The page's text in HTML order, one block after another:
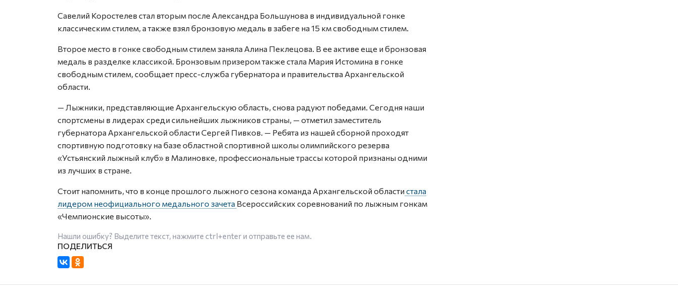
Савелий Коростелев стал вторым после Александра Большунова в индивидуальной гонке
классическим стилем, а также взял бронзовую медаль в забеге на 15 км свободным стилем.
Второе место в гонке свободным стилем заняла Алина Пеклецова. В ее активе еще и бронзовая
медаль в разделке классикой. Бронзовым призером также стала Мария Истомина в гонке
свободным стилем, сообщает пресс-служба губернатора и правительства Архангельской
области.
— Лыжники, представляющие Архангельскую область, снова радуют победами. Сегодня наши
спортсмены в лидерах среди сильнейших лыжников страны, — отметил заместитель
губернатора Архангельской области Сергей Пивков. — Ребята из нашей сборной проходят
спортивную подготовку на базе областной спортивной школы олимпийского резерва
«Устьянский лыжный клуб» в Малиновке, профессиональные трассы которой признаны одними
из лучших в стране.
Стоит напомнить, что в конце прошлого лыжного сезона команда Архангельской области стала
лидером неофициального медального зачета Всероссийских соревнований по лыжным гонкам
«Чемпионские высоты».
Нашли ошибку? Выделите текст, нажмите ctrl+enterи отправьте ее нам.